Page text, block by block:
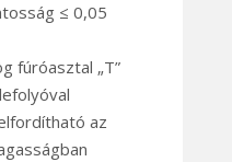
≤ 0,05
fúróasztal „T”
az